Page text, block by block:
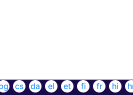
cs da el et fi fr hi